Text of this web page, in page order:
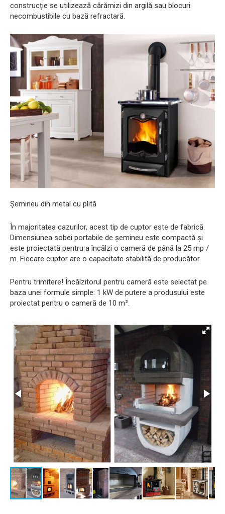
construcție se utilizează cărămizi din argilă sau blocuri
necombustibile cu bază refractară.
Șemineu din metal cu plită
În majoritatea cazurilor, acest tip de cuptor este de fabrică.
Dimensiunea sobei portabile de șemineu este compactă și
este proiectată pentru a încălzi o cameră de până la 25 mp /
m. Fiecare cuptor are o capacitate stabilită de producător.
Pentru trimitere! Încălzitorul pentru cameră este selectat pe
baza unei formule simple: 1 kW de putere a produsului este
proiectat pentru o cameră de 10 m².